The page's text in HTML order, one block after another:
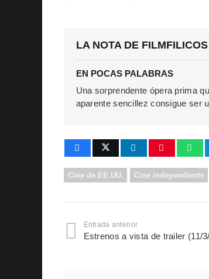
LA NOTA DE FILMFILICOS
EN POCAS PALABRAS
Una sorprendente ópera prima
aparente sencillez consigue ser
Cine de EE.UU. Cine independiente
Entrada anterior
Estrenos a vista de trailer (11/